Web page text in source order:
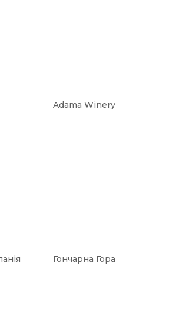
Adama Winery
Гончарна Гора